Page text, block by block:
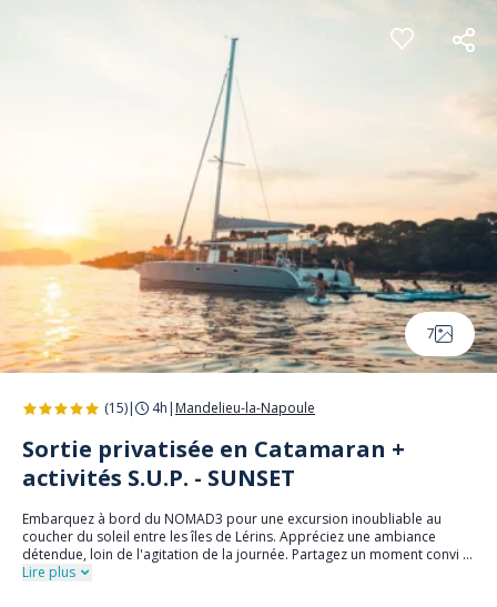
7
(15)| 4h | Mandelieu-la-Napoule
Sortie privatisée en Catamaran +
activités S.U.P. - SUNSET
Embarquez à bord du NOMAD3 pour une excursion inoubliable au
coucher du soleil entre les îles de Lérins. Appréciez une ambiance
détendue, loin de l'agitation de la journée. Partagez un moment convi ...
Lire plus